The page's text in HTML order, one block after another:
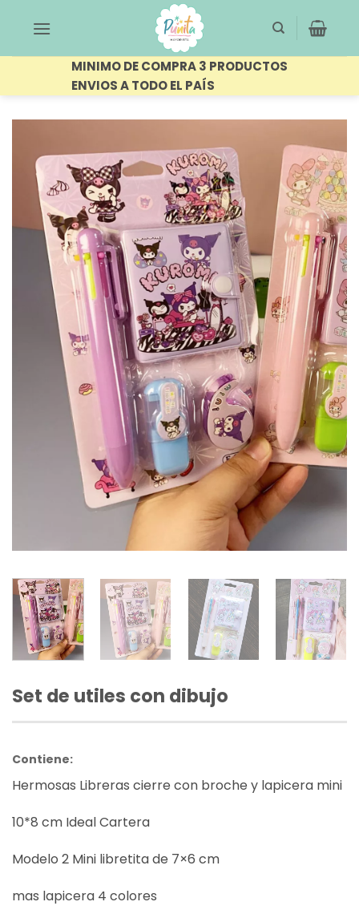
MINIMO DE COMPRA 3 PRODUCTOS
ENVIOS A TODO EL PAÍS
Set de utiles con dibujo
Contiene:
Hermosas Libreras cierre con broche y lapicera mini
10*8 cm Ideal Cartera
Modelo 2 Mini libretita de 7×6 cm
mas lapicera 4 colores